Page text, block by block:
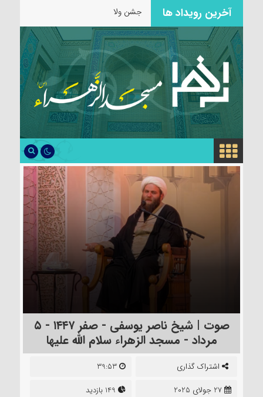
آخرین رویداد ها جشن ولادت حضرت
صوت | شیخ ناصر یوسفی - صفر ۱‌۴‌۴‌۷ - ۵
مرداد - مسجد الزهراء سلام الله علیها
اشتراک گذاری
39:53
149 بازدید